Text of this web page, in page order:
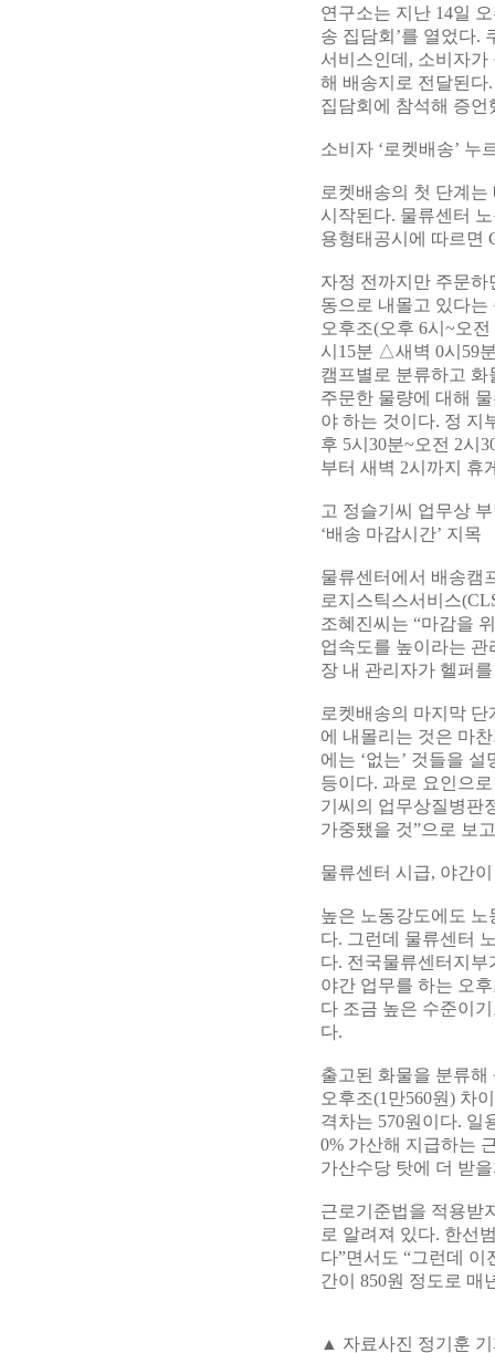
연구소는 지난 14일
송 집담회’를 열었다.
서비스인데, 소비자
해 배송지로 전달된다
집담회에 참석해 증언
소비자 ‘로켓배송’ 누
로켓배송의 첫 단계
시작된다. 물류센터
용형태공시에 따르면
자정 전까지만 주문
동으로 내몰고 있다
오후조(오후 6시~오
시15분 △새벽 0시59
캠프별로 분류하고 화
주문한 물량에 대해
야 하는 것이다. 정 지
후 5시30분~오전 2시
부터 새벽 2시까지 휴
고 정슬기씨 업무상
‘배송 마감시간’ 지목
물류센터에서 배송캠
로지스틱스서비스
조혜진씨는 “마감을
업속도를 높이라는 관
장 내 관리자가 헬퍼
로켓배송의 마지막
에 내몰리는 것은 마
에는 ‘없는’ 것들을
등이다. 과로 요인으
기씨의 업무상질병판
가중됐을 것”으로 보
물류센터 시급, 야간
높은 노동강도에도
다. 그런데 물류센터
다. 전국물류센터지부
야간 업무를 하는 오
다 조금 높은 수준이
다.
출고된 화물을 분류해
오후조(1만560원) 차
격차는 570원이다. 일
0% 가산해 지급하는
가산수당 탓에 더 받
근로기준법을 적용받
로 알려져 있다. 한선
다”면서도 “그런데 이
간이 850원 정도로 매
▲ 자료사진 정기훈